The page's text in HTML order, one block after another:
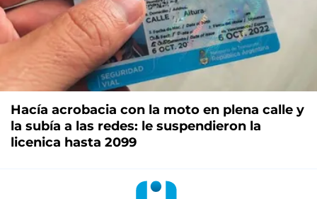
Hacía acrobacia con la moto en plena calle y
la subía a las redes: le suspendieron la
licenica hasta 2099